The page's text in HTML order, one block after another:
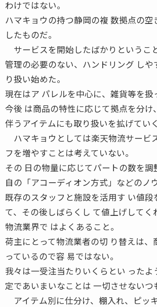
わけではない。
ハマキョウの持つ静岡の複 数拠点の空
したものだ。
サービスを開始したばかりというこ
管理の必要のない、ハンドリング しや
り扱い始めた。
現在はア パレルを中心に、雑貨等を扱
今後 は商品の特性に応じて拠点を分け
伴うアイテムにも取り扱いを拡げてい
ハマキョウとしては楽天物流サービ
フを増やすことは考えていない。
その 日の物量に応じてパートの数を調
自の「アコーディオン方式」などのノ
既存のスタッフと施設を活用す い値段
て、その後しばらくし て値上げしてく
物流業界で はよくあること。
荷主にとって物流業者の切 り替えは、
っているので容 易ではない。
我々は一受注当たりいくらとい ったよ
定であいまいなことは 一切させないつ
アイテム別に仕分け、棚入れ、ピッ